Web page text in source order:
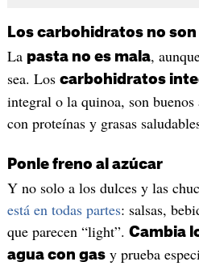
Los carbohidratos no
La pasta no es mala,
sea. Los carbohidratos
integral o la quinoa, son
con proteínas y grasas
Ponle freno al azúcar
Y no solo a los dulces y las
está en todas partes: salsas,
que parecen “light”. Cambia
agua con gasy prueba